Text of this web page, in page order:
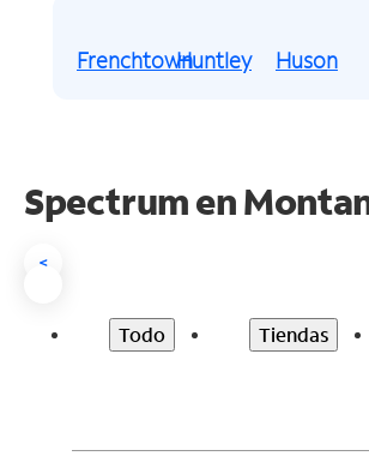
FrenchtownHuntley Huson
Spectrum en
<
Todo Tiendas